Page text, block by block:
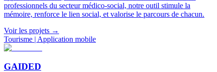
professionnels du secteur médico-social, notre outil stimule la
mémoire, renforce le lien social, et valorise le parcours de chacun.
Voir les projets →
Tourisme | Application mobile
GAIDED